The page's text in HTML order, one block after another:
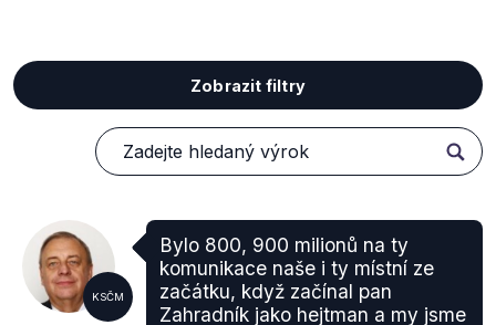
Zobrazit filtry
KSČM
Bylo 800, 900 milionů na ty
komunikace naše i ty místní ze
začátku, když začínal pan
Zahradník jako hejtman a my jsme